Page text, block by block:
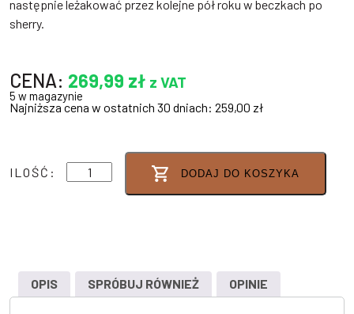
następnie leżakować przez kolejne pół roku w beczkach po
sherry.
CENA: 269,99 zł z VAT
5 w magazynie
Najniższa cena w ostatnich 30 dniach: 259,00 zł
ILOŚĆ:
ilość
PLANTATION
L
DODAJ DO KOSZYKA
OPIS SPRÓBUJ RÓWNIEŻ OPINIE